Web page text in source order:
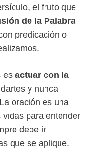
el fruto que
de la Palabra
predicación o
es actuar con la
y nunca
oración es una
vidas para entender
debe ir
que se aplique.